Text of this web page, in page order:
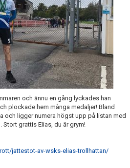
och ännu en gång lyckades han
plockade hem många medaljer! Bland
och ligger numera högst upp på listan med
Stort grattis Elias, du är grym!
jattestot-av-wsks-elias-trollhattan/